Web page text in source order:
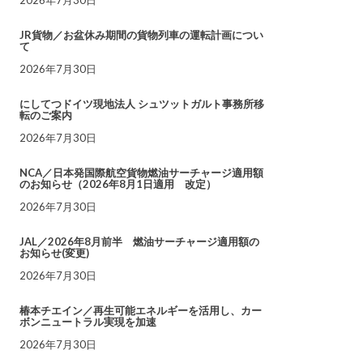
JR貨物／お盆休み期間の貨物列車の運転計画につい
て
2026年7月30日
にしてつドイツ現地法人 シュツットガルト事務所移
転のご案内
2026年7月30日
NCA／日本発国際航空貨物燃油サーチャージ適用額
のお知らせ（2026年8月1日適用 改定）
2026年7月30日
JAL／2026年8月前半 燃油サーチャージ適用額の
お知らせ(変更)
2026年7月30日
椿本チエイン／再生可能エネルギーを活用し、カー
ボンニュートラル実現を加速
2026年7月30日